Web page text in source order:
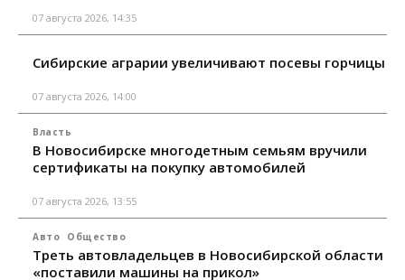
07 августа 2026, 14:35
Сибирские аграрии увеличивают посевы горчицы
07 августа 2026, 14:00
Власть
В Новосибирске многодетным семьям вручили
сертификаты на покупку автомобилей
07 августа 2026, 13:55
Авто Общество
Треть автовладельцев в Новосибирской области
«поставили машины на прикол»